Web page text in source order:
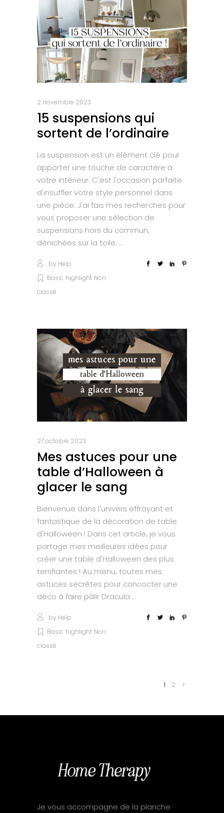
2 novembre 2023
15 suspensions qui
sortent de l’ordinaire
La suspension est un élément clé pour
apporter une touche de caractère à
votre intérieur. C'est l'occasion parfaite
d'insuffler votre style personnel dans
une pièce. J'ai fais mes recherches pour
vous proposer une sélection de
suspensions hors du commun,
dénichées sur la toile.
by Help
Basic highlight Non
classé
27 octobre 2023
Mes astuces pour une
table d’Halloween à
glacer le sang
Bienvenue dans l'univers effrayant et
fantastique de la décoration de table
d'Halloween ! Dans cet article, je vous
partage mes meilleures idées pour
créer une table d'Halloween des plus
terrifiantes ! Au menu, toutes mes
astuces secrètes pour concocter une
déco à faire pâlir Dracula
by Help
Basic highlight Non
classé
1 2
Je vous accompagne de la planche